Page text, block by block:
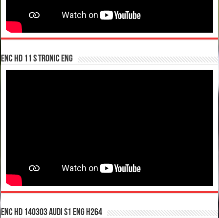
enc hd 11 S tronic ENG
enc hd 140303 Audi S1 ENG H264